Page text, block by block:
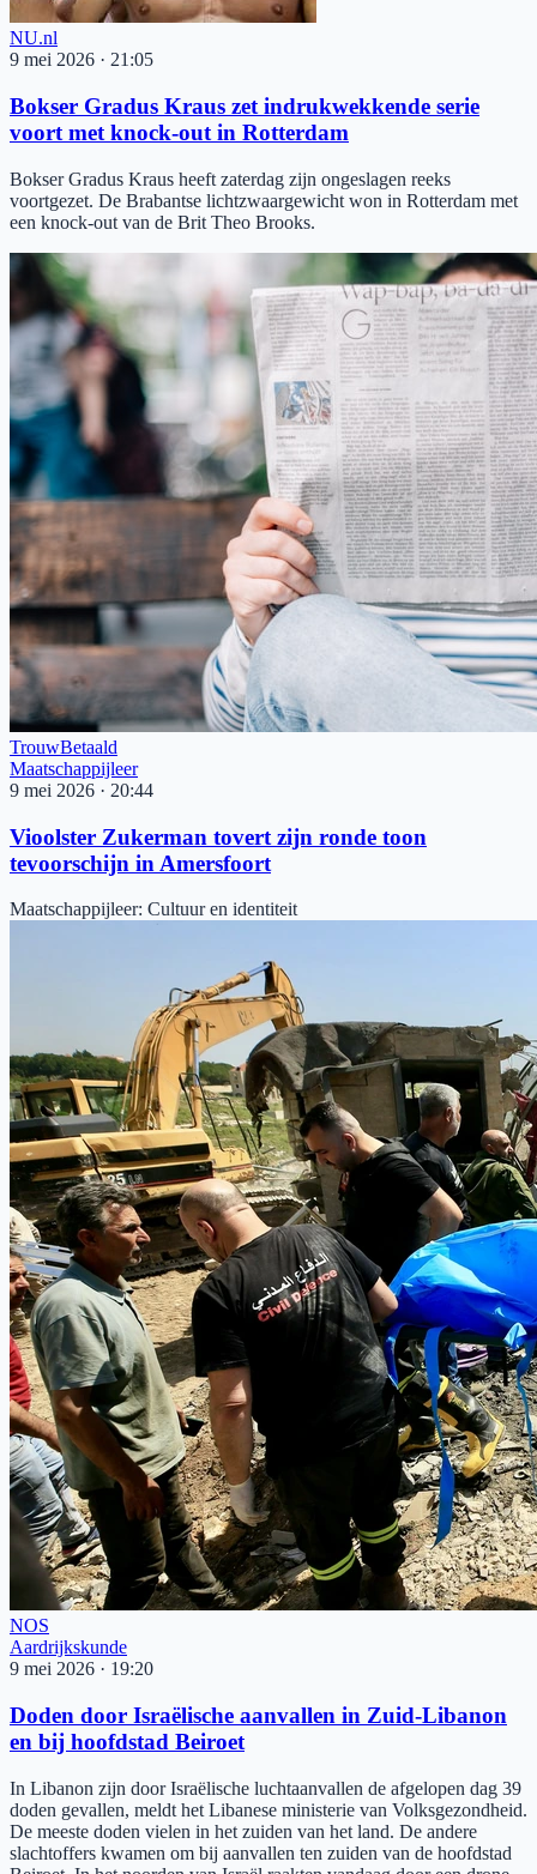
NU.nl
9 mei 2026 · 21:05
Bokser Gradus Kraus zet indrukwekkende serie
voort met knock-out in Rotterdam
Bokser Gradus Kraus heeft zaterdag zijn ongeslagen reeks
voortgezet. De Brabantse lichtzwaargewicht won in Rotterdam met
een knock-out van de Brit Theo Brooks.
TrouwBetaald
Maatschappijleer
9 mei 2026 · 20:44
Vioolster Zukerman tovert zijn ronde toon
tevoorschijn in Amersfoort
Maatschappijleer: Cultuur en identiteit
NOS
Aardrijkskunde
9 mei 2026 · 19:20
Doden door Israëlische aanvallen in Zuid-Libanon
en bij hoofdstad Beiroet
In Libanon zijn door Israëlische luchtaanvallen de afgelopen dag 39
doden gevallen, meldt het Libanese ministerie van Volksgezondheid.
De meeste doden vielen in het zuiden van het land. De andere
slachtoffers kwamen om bij aanvallen ten zuiden van de hoofdstad